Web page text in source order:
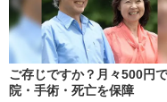
ご存じですか？月々500円
院・手術・死亡を保障